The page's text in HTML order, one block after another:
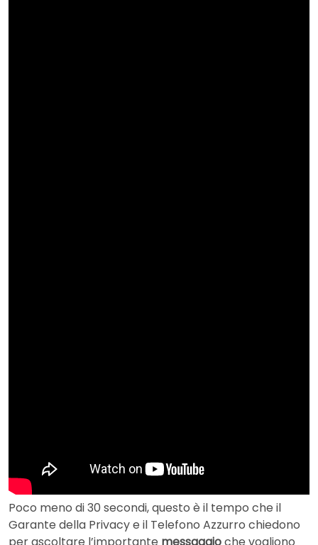
Poco meno di 30 secondi, questo è il tempo che il
Garante della Privacy e il Telefono Azzurro chiedono